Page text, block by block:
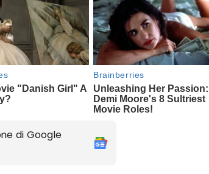
di Google